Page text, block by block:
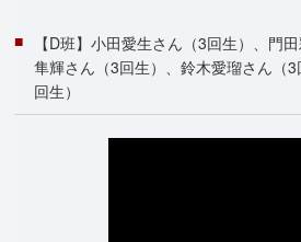
【D班】小田愛生さん（3回生）、門
隼輝さん（3回生）、鈴木愛瑠さん（
回生）